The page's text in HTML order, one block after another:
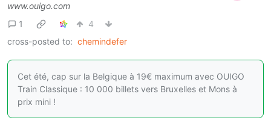
www.ouigo.com
1
4
cross-posted to: chemindefer
Cet été, cap sur la Belgique à 19€ maximum avec OUIGO
Train Classique : 10 000 billets vers Bruxelles et Mons à
prix mini !